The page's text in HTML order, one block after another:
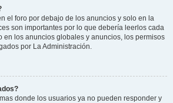
el foro por debajo de los anuncios y solo en la
son importantes por lo que debería leerlos cada
en los anuncios globales y anuncios, los permisos
por La Administración.
donde los usuarios ya no pueden responder y